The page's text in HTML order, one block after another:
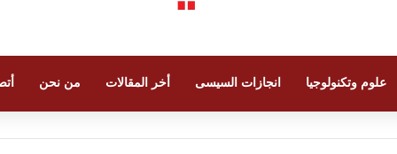
علوم وتكنولوجيا انجازات السيسى أخر المقالات من نحن